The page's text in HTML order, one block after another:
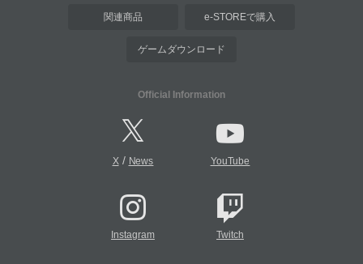
関連商品 e-STOREで購入
ゲームダウンロード
Official Information
X/ News YouTube
Instagram Twitch